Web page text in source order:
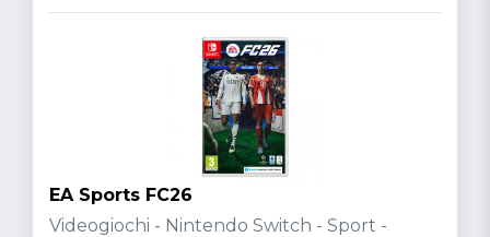
EA Sports FC26
Videogiochi - Nintendo Switch - Sport -